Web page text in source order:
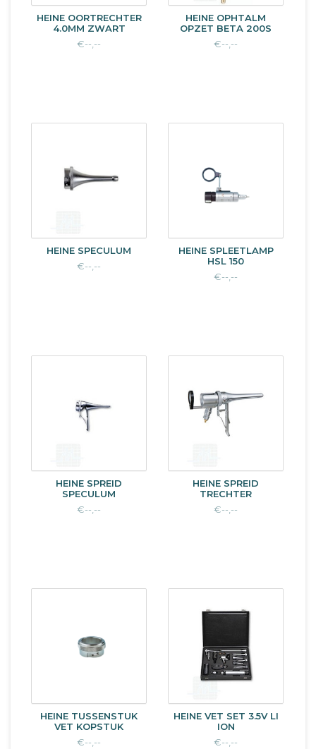
HEINE OORTRECHTER
4.0MM ZWART
€--,--
HEINE OPHTALM
OPZET BETA 200S
€--,--
HEINE SPECULUM
€--,--
HEINE SPLEETLAMP
HSL 150
€--,--
HEINE SPREID
SPECULUM
€--,--
HEINE SPREID
TRECHTER
€--,--
HEINE TUSSENSTUK
VET KOPSTUK
€--,--
HEINE VET SET 3.5V LI
ION
€--,--